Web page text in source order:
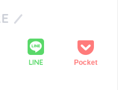
LINE Pocket